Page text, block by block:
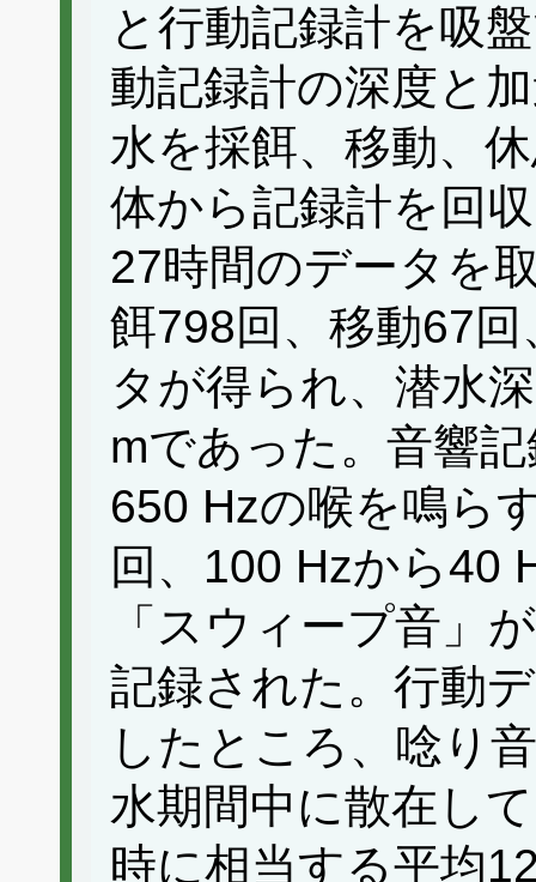
と行動記録計を吸
動記録計の深度と
水を採餌、移動、
体から記録計を回
27時間のデータを
餌798回、移動67
タが得られ、潜水
mであった。音響
650 Hzの喉を鳴ら
回、100 Hzから40
「スウィープ音」
記録された。行動
したところ、唸り
水期間中に散在し
時に相当する平均